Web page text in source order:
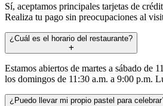
Sí, aceptamos principales tarjetas de
Realiza tu pago sin preocupaciones al
¿Cuál es el horario del restaurante?
Estamos abiertos de martes a sábado de
los domingos de 11:30 a.m. a 9:00 p.m.
¿Puedo llevar mi propio pastel para